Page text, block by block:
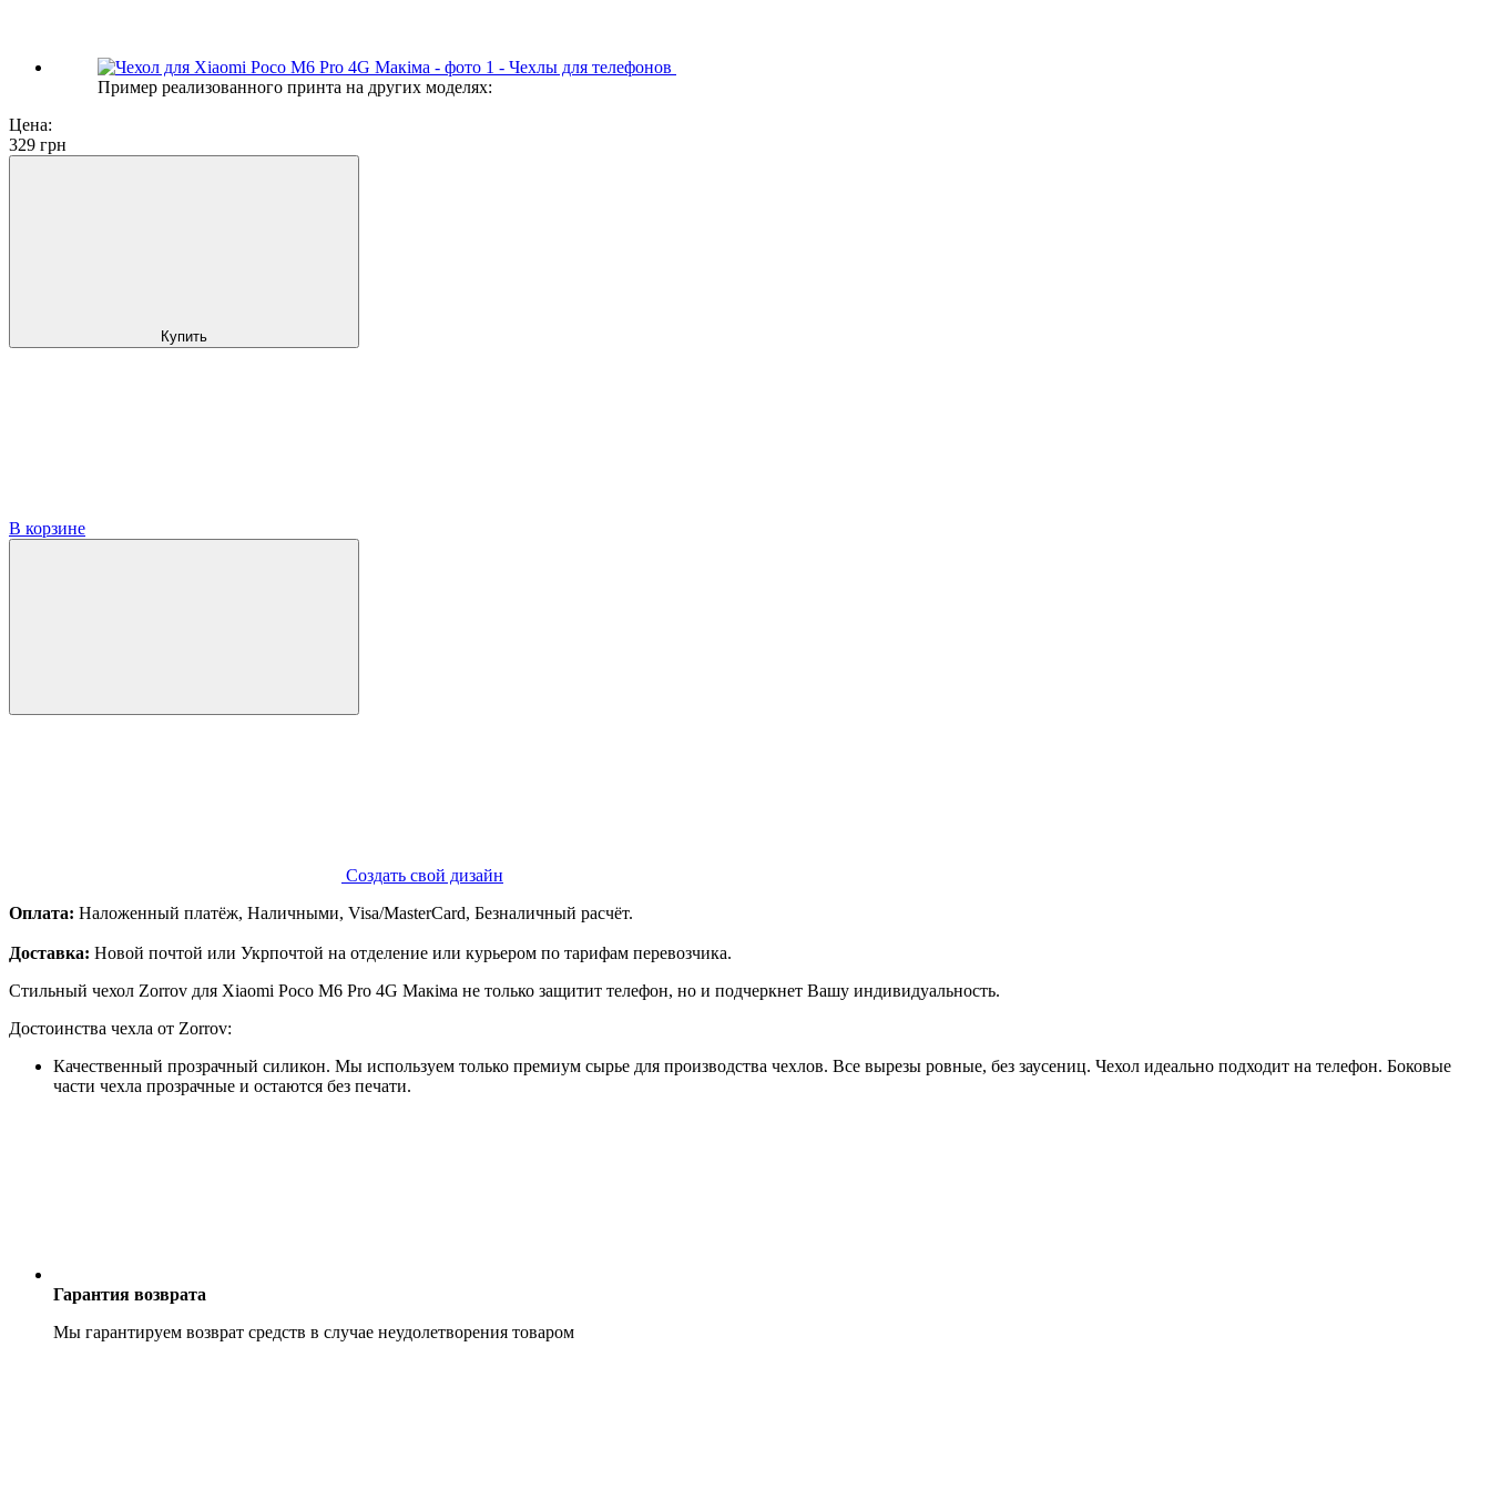
Пример реализованного принта на других моделях:
Цена:
329 грн
Купить
В корзине
Создать свой дизайн
Оплата: Наложенный платёж, Наличными, Visa/MasterCard, Безналичный расчёт.
Доставка: Новой почтой или Укрпочтой на отделение или курьером по тарифам перевозчика.
Стильный чехол Zorrov для Xiaomi Poco M6 Pro 4G Макіма не только защитит телефон, но и подчеркнет Вашу индивидуальность.
Достоинства чехла от Zorrov:
Качественный прозрачный силикон. Мы используем только премиум сырье для производства чехлов. Все вырезы ровные, без заусениц. Чехол идеально подходит на телефон. Боковые
части чехла прозрачные и остаются без печати.
Гарантия возврата
Мы гарантируем возврат средств в случае неудолетворения товаром